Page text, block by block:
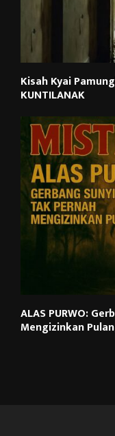
Kisah Kyai
KUNTILANAK
ALAS PURWO:
Mengizinkan